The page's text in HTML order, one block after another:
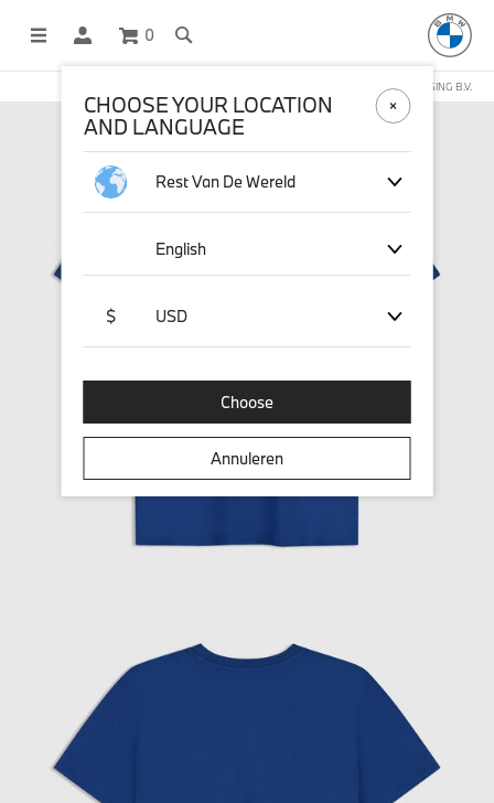
0
DEZE WEBSHOP WORDT BEHEERD DOOR STICHD SPORTMERCHANDISING B.V.
CHOOSE YOUR LOCATION
AND LANGUAGE
Rest Van De Wereld
English
$ USD
Choose
Annuleren